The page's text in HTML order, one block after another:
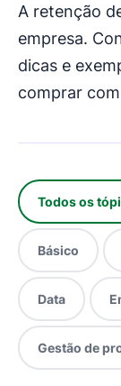
A retenção
empresa.
dicas e
comprar
Todos os
Básico
Data
Gestão de